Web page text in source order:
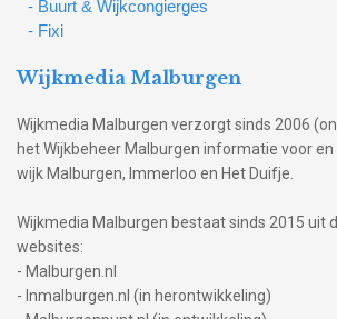
- Buurt & Wijkcongierges
- Fixi
Wijkmedia Malburgen
Wijkmedia Malburgen verzorgt sinds 2006
het Wijkbeheer Malburgen informatie voor
wijk Malburgen, Immerloo en Het Duifje.
Wijkmedia Malburgen bestaat sinds 2015 uit
websites:
- Malburgen.nl
- Inmalburgen.nl (in herontwikkeling)